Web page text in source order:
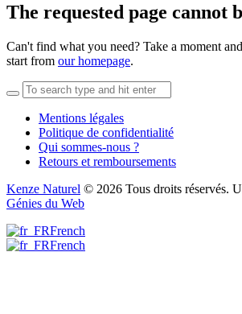
The requested page cannot
Can't find what you need? Take a moment
start from our homepage.
Mentions légales
Politique de confidentialité
Qui sommes-nous ?
Retours et remboursements
Kenze Naturel © 2026 Tous droits réservés.
Génies du Web
French
French